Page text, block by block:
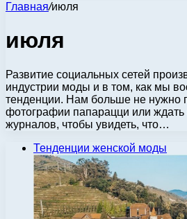
Главная/июля
июля
Развитие социальных сетей
индустрии моды и в том, как мы
тенденции. Нам больше не нужно
фотографии папарацци или
журналов, чтобы увидеть, что…
Тенденции женской моды